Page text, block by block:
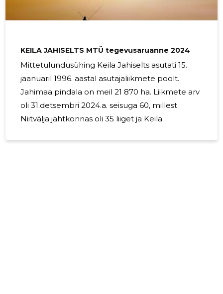
KEILA JAHISELTS MTÜ tegevusaruanne 2024
Mittetulundusühing Keila Jahiselts asutati 15.
jaanuaril 1996. aastal asutajaliikmete poolt.
Jahimaa pindala on meil 21 870 ha. Liikmete arv
oli 31.detsembri 2024.a. seisuga 60, millest
Niitvälja jahtkonnas oli 35 liiget ja Keila